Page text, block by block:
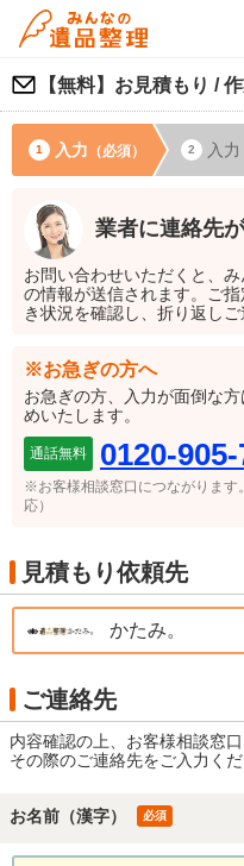
【無料】お見積もり /
入力 （必須） 入力
業者に連絡先
お問い合わせいただくと、
の情報が送信されます。ご
き状況を確認し、折り返しご
※お急ぎの方へ
お急ぎの方、入力が面倒な
めいたします。
通話無料 0120-
※お客様相談窓口につながります。
応）
見積もり依頼先
かたみ。
ご連絡先
内容確認の上、お客様相談窓
その際のご連絡先をご入力くだ
お名前（漢字） 必須